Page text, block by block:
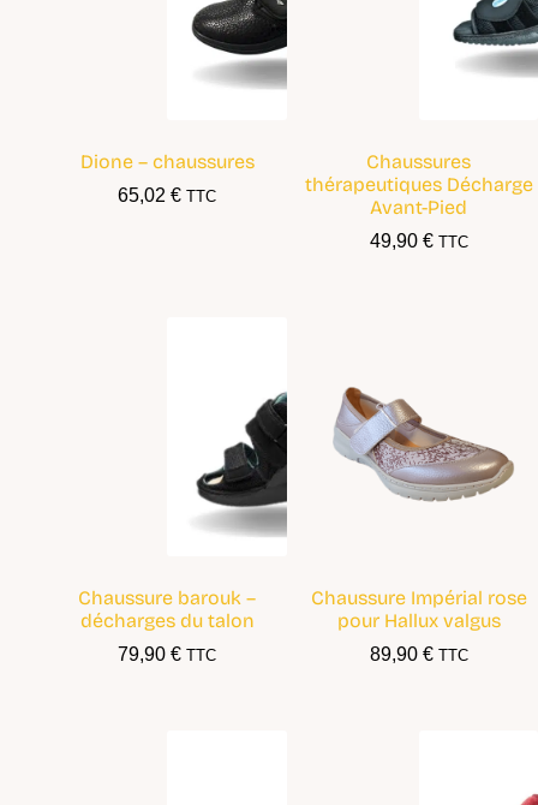
Dione – chaussures
65,02€ TTC
Chaussures
thérapeutiques Décharge
Avant-Pied
49,90 € TTC
Chaussure barouk –
décharges du talon
79,90€ TTC
Chaussure Impérial rose
pour Hallux valgus
89,90 € TTC